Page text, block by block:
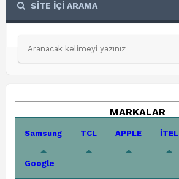
SİTE İÇİ ARAMA
MARKALAR
Samsung TCL APPLE İTEL
Google